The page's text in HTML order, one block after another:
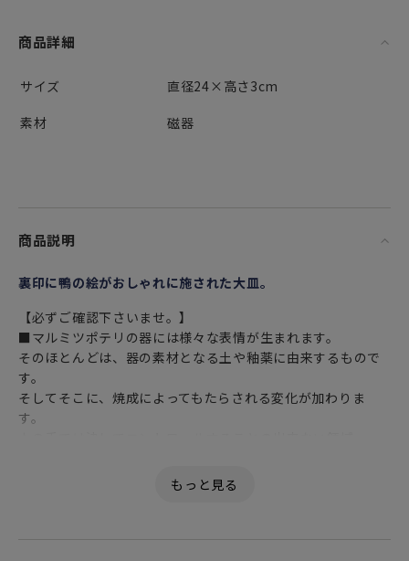
商品詳細
サイズ
直径24×高さ3cm
素材
磁器
商品説明
裏印に鴨の絵がおしゃれに施された大皿。
【必ずご確認下さいませ。】
■マルミツポテリの器には様々な表情が生まれます。
そのほとんどは、器の素材となる土や釉薬に由来するもので
す。
そしてそこに、焼成によってもたらされる変化が加わりま
す。
そして、器を作り出す作業の大半は手作業で行われていま